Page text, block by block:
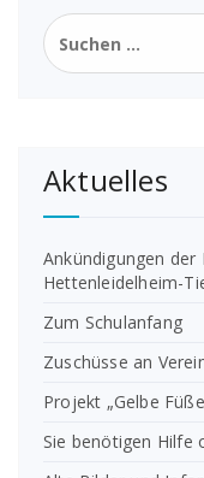
Suchen
nach:
Aktuelles
Ankündigungen
Hettenleidelheim-
Zum Schulanfang
Zuschüsse an
Projekt „Gelbe
Sie benötigen Hilfe